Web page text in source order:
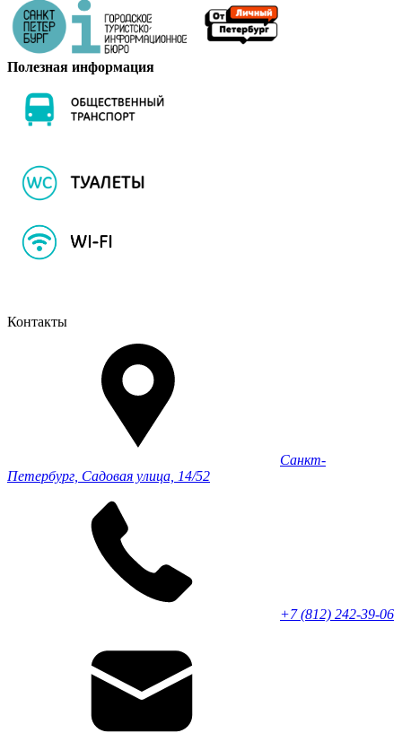
Полезная информация
Контакты
Санкт-
Петербург, Садовая улица, 14/52
+7 (812) 242-39-06